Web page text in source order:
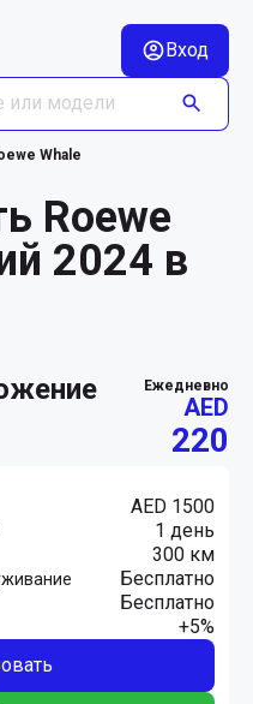
Вход
Whale
Roewe
2024 в
ежедневно
AED
220
AED 1500
1 день
300 км
Бесплатно
Бесплатно
+5%